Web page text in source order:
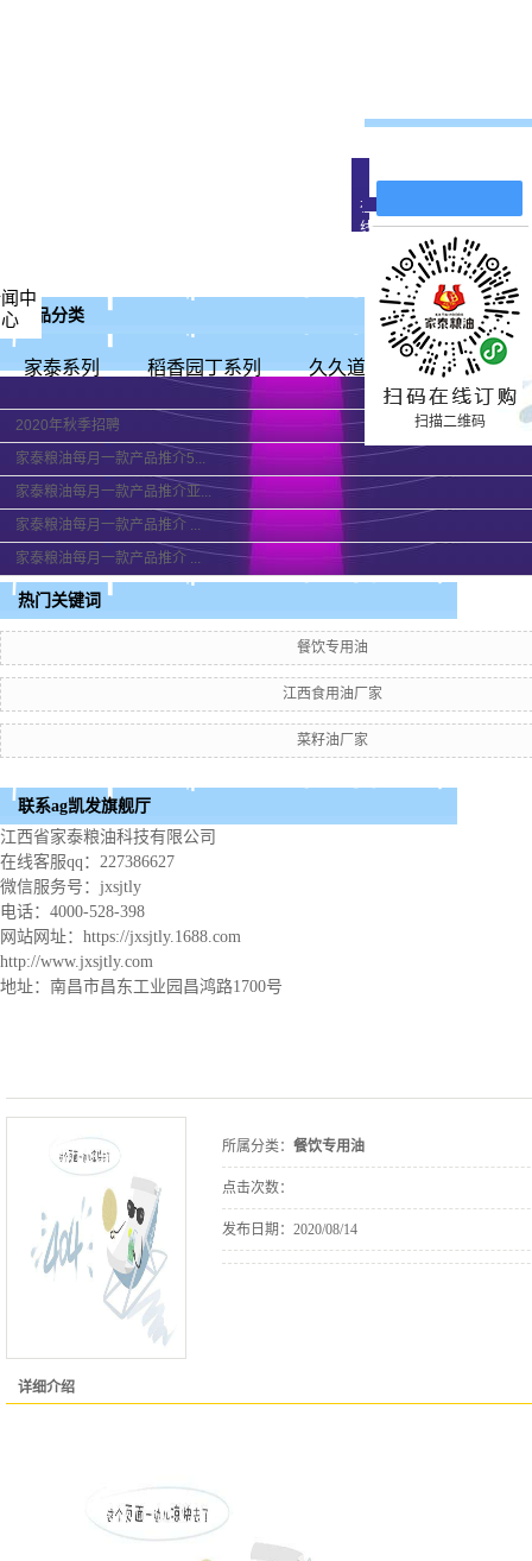
中
心
行业新闻
技术知识
代
产品分类
家泰系列 稻香园丁系列 久久道道福吉系列
2020年秋季招聘
家泰粮油每月一款产品推介5...
家泰粮油每月一款产品推介亚...
家泰粮油每月一款产品推介 ...
家泰粮油每月一款产品推介 ...
热门关键词
餐饮专用油
江西食用油厂家
菜籽油厂家
联系ag凯发旗舰厅
江西省家泰粮油科技有限公司
在线客服qq：227386627
微信服务号：jxsjtly
电话：4000-528-398
网站网址：https://jxsjtly.1688.com
http://www.jxsjtly.com
地址：南昌市昌东工业园昌鸿路1700号
所属分类： 餐饮专用油
点击次数：
发布日期： 2020/08/14
详细介绍
在
线
扫描二维码